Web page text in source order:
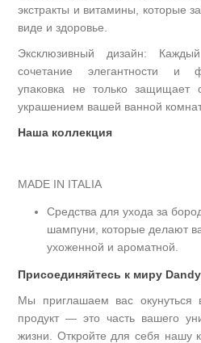
экстракты и витамины, которые
виде и здоровье.
Эксклюзивный дизайн:
сочетание элегантности и
упаковка не только защищает
украшением вашей ванной
Наша коллекция
MADE IN ITALIA
Средства для ухода за
шампуни, которые делают
ухоженной и ароматной.
Присоединяйтесь к миру Dandy
Мы приглашаем вас
продукт — это часть вашего
жизни. Откройте для себя нашу